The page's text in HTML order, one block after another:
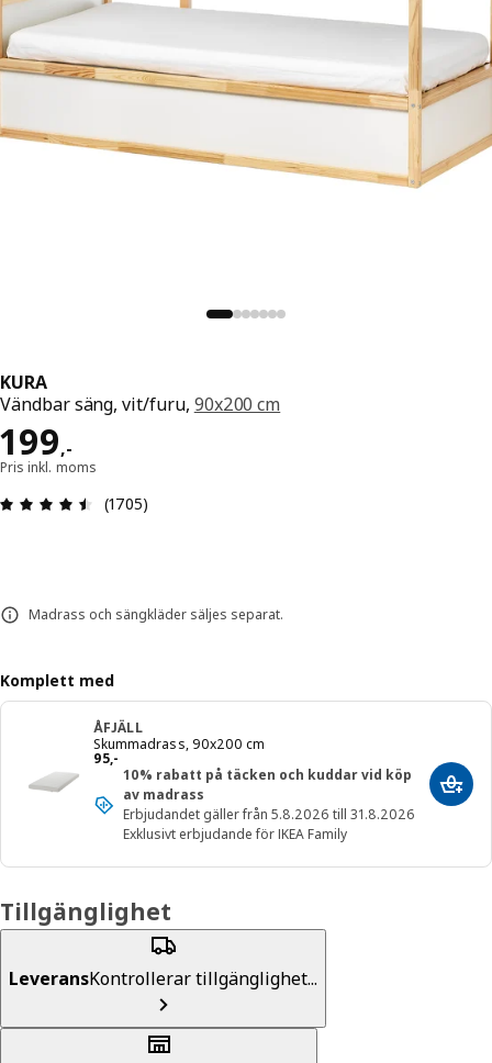
KURA
Vändbar säng, vit/furu, 90x200 cm
199,-
Pris 199,-
Pris inkl. moms
Recension: 4.5 / 5 stjärnor. Totalt antal
(1705)
Madrass och sängkläder säljes separat.
Komplett med
ÅFJÄLL
Skummadrass, 90x200 cm
95,-
Pris 95,-
10% rabatt på täcken och kuddar vid köp
av madrass
Erbjudandet gäller från 5.8.2026 till 31.8.2026
Exklusivt erbjudande för IKEA Family
Lägg
Tillgänglighet
LeveransKontrollerar tillgänglighet...